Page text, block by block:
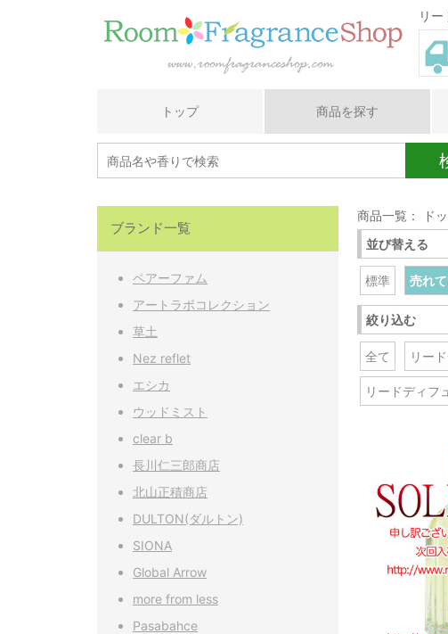
リ
トップ 商品を探す
商品一覧： ド
並び替える
標準 売れ
絞り込む
全て リー
リードディフ
ブランド一覧
ペアーファム
アートラボコレクション
草土
Nez reflet
エシカ
ウッドミスト
clear b
長川仁三郎商店
北山正積商店
DULTON(ダルトン)
SIONA
Global Arrow
more from less
Pasabahce